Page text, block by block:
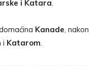
i Katara.
Kanade, nakon
i Katarom.